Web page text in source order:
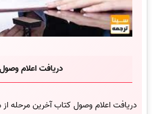
دریافت اعلام وصول
دریافت اعلام وصول کتاب آخرین مرحله